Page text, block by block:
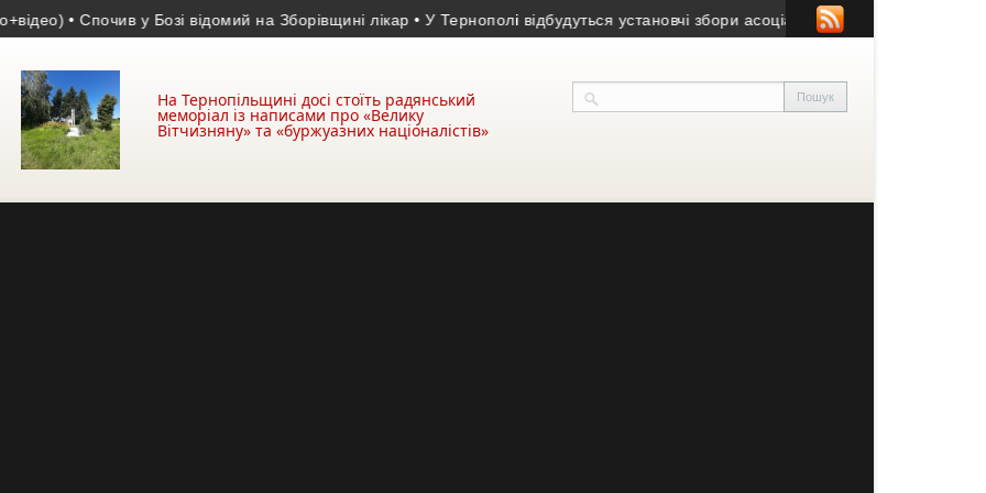
• Спочив у Бозі відомий на Зборівщині лікар • У Тернополі відбудуться установчі збори асоціації нащадків українських
На Тернопільщині досі стоїть радянський
меморіал із написами про «Велику
Вітчизняну» та «буржуазних націоналістів»